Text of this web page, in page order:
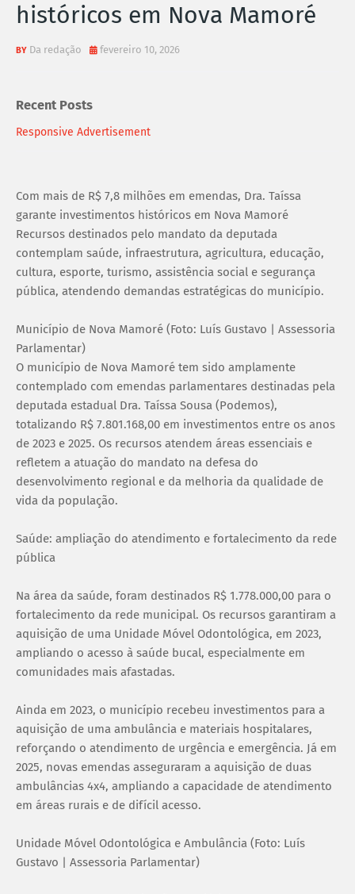
O
I
A
históricos em Nova Mamoré
Da redação fevereiro 10, 2026
Recent Posts
Responsive Advertisement
Com mais de R$ 7,8 milhões em emendas, Dra. Taíssa
garante investimentos históricos em Nova Mamoré
Recursos destinados pelo mandato da deputada
contemplam saúde, infraestrutura, agricultura, educação,
cultura, esporte, turismo, assistência social e segurança
pública, atendendo demandas estratégicas do município.
Município de Nova Mamoré (Foto: Luís Gustavo | Assessoria
Parlamentar)
O município de Nova Mamoré tem sido amplamente
contemplado com emendas parlamentares destinadas pela
deputada estadual Dra. Taíssa Sousa (Podemos),
totalizando R$ 7.801.168,00 em investimentos entre os anos
de 2023 e 2025. Os recursos atendem áreas essenciais e
refletem a atuação do mandato na defesa do
desenvolvimento regional e da melhoria da qualidade de
vida da população.
Saúde: ampliação do atendimento e fortalecimento da rede
pública
Na área da saúde, foram destinados R$ 1.778.000,00 para o
fortalecimento da rede municipal. Os recursos garantiram a
aquisição de uma Unidade Móvel Odontológica, em 2023,
ampliando o acesso à saúde bucal, especialmente em
comunidades mais afastadas.
Ainda em 2023, o município recebeu investimentos para a
aquisição de uma ambulância e materiais hospitalares,
reforçando o atendimento de urgência e emergência. Já em
2025, novas emendas asseguraram a aquisição de duas
ambulâncias 4x4, ampliando a capacidade de atendimento
em áreas rurais e de difícil acesso.
Unidade Móvel Odontológica e Ambulância (Foto: Luís
Gustavo | Assessoria Parlamentar)